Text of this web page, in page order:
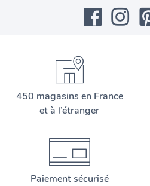
450 magasins en France
et à l’étranger
Paiement sécurisé